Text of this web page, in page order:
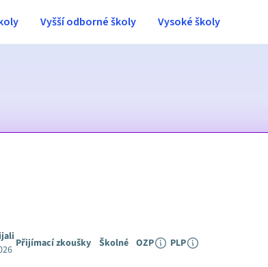
Vyšší odborné školy Vysoké školy
Přijímací zkoušky Školné OZP PLP